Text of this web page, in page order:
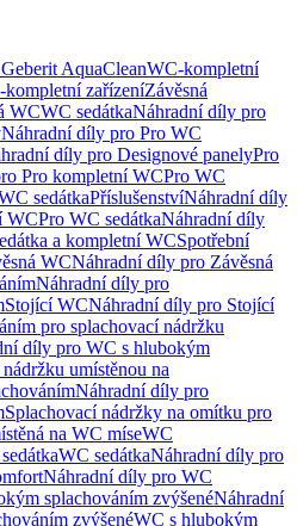
AquaCleanWC-kompletní
zařízeníZávěsná
WCWC sedátkaNáhradní díly pro
Náhradní díly pro Pro WC
díly pro Designové panelyPro
Pro kompletní WCPro WC
sedátkaPříslušenstvíNáhradní díly
WCPro WC sedátkaNáhradní díly
a kompletní WCSpotřební
WCNáhradní díly pro Závěsná
Náhradní díly pro
Stojící WCNáhradní díly pro Stojící
pro splachovací nádržku
díly pro WC s hlubokým
umístěnou na
Náhradní díly pro
Splachovací nádržky na omítku pro
na WC míseWC
WC sedátkaNáhradní díly pro
Náhradní díly pro WC
splachováním zvýšenéNáhradní
zvýšenéWC s hlubokým